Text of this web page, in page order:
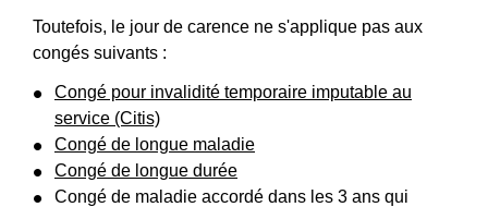
Toutefois, le jour de carence ne s'applique pas aux
congés suivants :
Congé pour invalidité temporaire imputable au
service (Citis)
Congé de longue maladie
Congé de longue durée
Congé de maladie accordé dans les 3 ans qui